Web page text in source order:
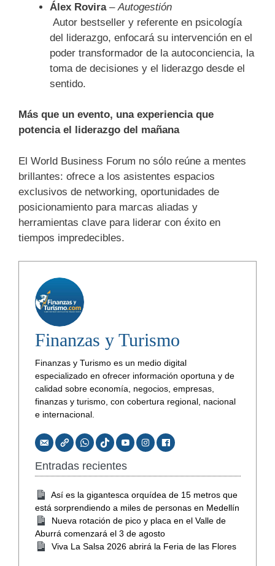
Álex Rovira–Autogestión
Autor bestseller y referente en psicología
del liderazgo, enfocará su intervención en el
poder transformador de la autoconciencia, la
toma de decisiones y el liderazgo desde el
sentido.
Más que un evento, una experiencia que
potencia el liderazgo del mañana
El World Business Forum no sólo reúne a mentes
brillantes: ofrece a los asistentes espacios
exclusivos de networking, oportunidades de
posicionamiento para marcas aliadas y
herramientas clave para liderar con éxito en
tiempos impredecibles.
Finanzas y Turismo
Finanzas y Turismo es un medio digital
especializado en ofrecer información oportuna y de
calidad sobre economía, negocios, empresas,
finanzas y turismo, con cobertura regional, nacional
e internacional.
Entradas recientes
Así es la gigantesca orquídea de 15 metros que
está sorprendiendo a miles de personas en Medellín
Nueva rotación de pico y placa en el Valle de
Aburrá comenzará el 3 de agosto
Viva La Salsa 2026 abrirá la Feria de las Flores